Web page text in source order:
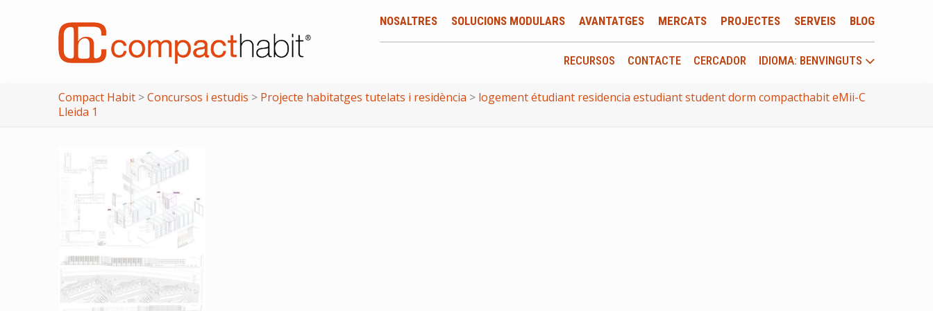
NOSALTRES SOLUCIONS MODULARS AVANTATGES MERCATS PROJECTES SERVEIS BLOG
RECURSOS CONTACTE CERCADOR IDIOMA: BENVINGUTS
Compact Habit >Concursos i estudis > Projecte habitatges tutelats i residència > logement étudiant residencia estudiant student dorm compacthabit eMii-C
Lleida 1